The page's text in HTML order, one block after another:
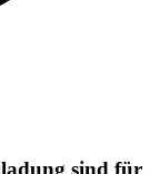
sind für